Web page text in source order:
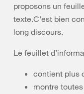
proposons un
texte.C’est bien
long discours.
Le feuillet
contient plus
montre